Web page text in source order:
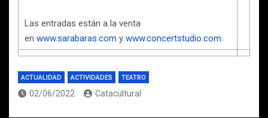
Las entradas están a la venta
en www.sarabaras.com y www.concertstudio.com.
ACTUALIDAD ACTIVIDADES TEATRO
02/06/2022 Catacultural